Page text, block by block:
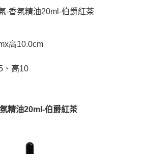
-香氛精油20ml-伯爵紅茶
高10.0cm
、高10
精油20ml-伯爵紅茶